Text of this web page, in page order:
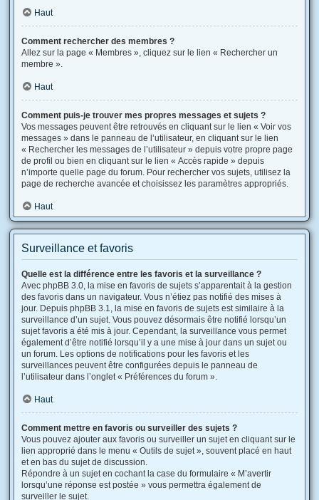
Haut
Comment rechercher des membres ?
Allez sur la page « Membres », cliquez sur le lien « Rechercher un
membre ».
Haut
Comment puis-je trouver mes propres messages et sujets ?
Vos messages peuvent être retrouvés en cliquant sur le lien « Voir vos
messages » dans le panneau de l’utilisateur, en cliquant sur le lien
« Rechercher les messages de l’utilisateur » depuis votre propre page
de profil ou bien en cliquant sur le lien « Accès rapide » depuis
n’importe quelle page du forum. Pour rechercher vos sujets, utilisez la
page de recherche avancée et choisissez les paramètres appropriés.
Haut
Surveillance et favoris
Quelle est la différence entre les favoris et la surveillance ?
Avec phpBB 3.0, la mise en favoris de sujets s’apparentait à la gestion
des favoris dans un navigateur. Vous n’étiez pas notifié des mises à
jour. Depuis phpBB 3.1, la mise en favoris de sujets est similaire à la
surveillance d’un sujet. Vous pouvez désormais être notifié lorsqu’un
sujet favoris a été mis à jour. Cependant, la surveillance vous permet
également d’être notifié lorsqu’il y a une mise à jour dans un sujet ou
un forum. Les options de notifications pour les favoris et les
surveillances peuvent être configurées depuis le panneau de
l’utilisateur dans l’onglet « Préférences du forum ».
Haut
Comment mettre en favoris ou surveiller des sujets ?
Vous pouvez ajouter aux favoris ou surveiller un sujet en cliquant sur le
lien approprié dans le menu « Outils de sujet », souvent placé en haut
et en bas du sujet de discussion.
Répondre à un sujet en cochant la case du formulaire « M’avertir
lorsqu’une réponse est postée » vous permettra également de
surveiller le sujet.